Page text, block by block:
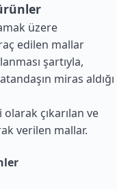
üzere
edilen mallar
şartıyla,
miras aldığı
çıkarılan ve
verilen mallar.